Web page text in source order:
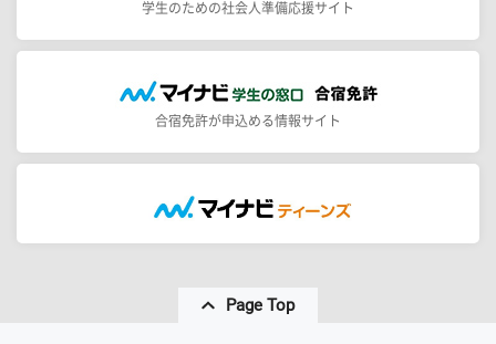
学生のための社会人準備応援サイト
合宿免許が申込める情報サイト
Page Top